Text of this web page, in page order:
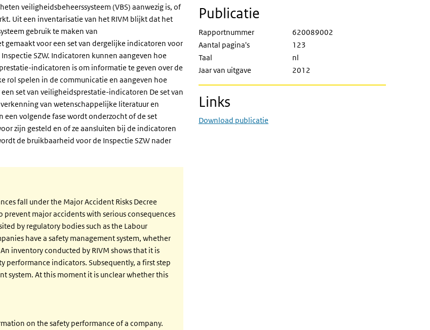
veiligheidsbeheerssysteem (VBS) aanwezig is, of
Uit een inventarisatie van het RIVM blijkt dat het
gebruik te maken van
gemaakt voor een set van dergelijke indicatoren voor
SZW. Indicatoren kunnen aangeven hoe
indicatoren is om informatie te geven over de
rol spelen in de communicatie en aangeven hoe
set van veiligheidsprestatie-indicatoren De set van
van wetenschappelijke literatuur en
volgende fase wordt onderzocht of de set
zijn gesteld en of ze aansluiten bij de indicatoren
de bruikbaarheid voor de Inspectie SZW nader
fall under the Major Accident Risks Decree
major accidents with serious consequences
by regulatory bodies such as the Labour
have a safety management system, whether
inventory conducted by RIVM shows that it is
performance indicators. Subsequently, a first step
system. At this moment it is unclear whether this
on the safety performance of a company.
Publicatie
Rapportnummer
620089002
Aantal pagina's
123
Taal
nl
Jaar van uitgave
2012
Links
Download publicatie